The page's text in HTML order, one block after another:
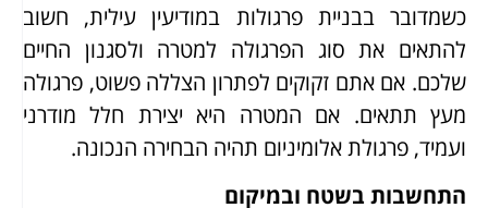
כשמדובר בבניית פרגולות במודיעין עילית, חשוב
להתאים את סוג הפרגולה למטרה ולסגנון החיים
שלכם. אם אתם זקוקים לפתרון הצללה פשוט, פרגולה
מעץ תתאים. אם המטרה היא יצירת חלל מודרני
ועמיד, פרגולת אלומיניום תהיה הבחירה הנכונה.
התחשבות בשטח ובמיקום